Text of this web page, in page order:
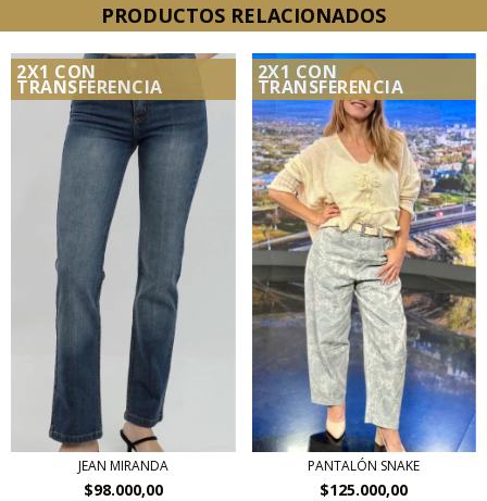
PRODUCTOS RELACIONADOS
2X1 CON
TRANSFERENCIA
JEAN MIRANDA
$98.000,00
2X1 CON
TRANSFERENCIA
PANTALÓN SNAKE
$125.000,00